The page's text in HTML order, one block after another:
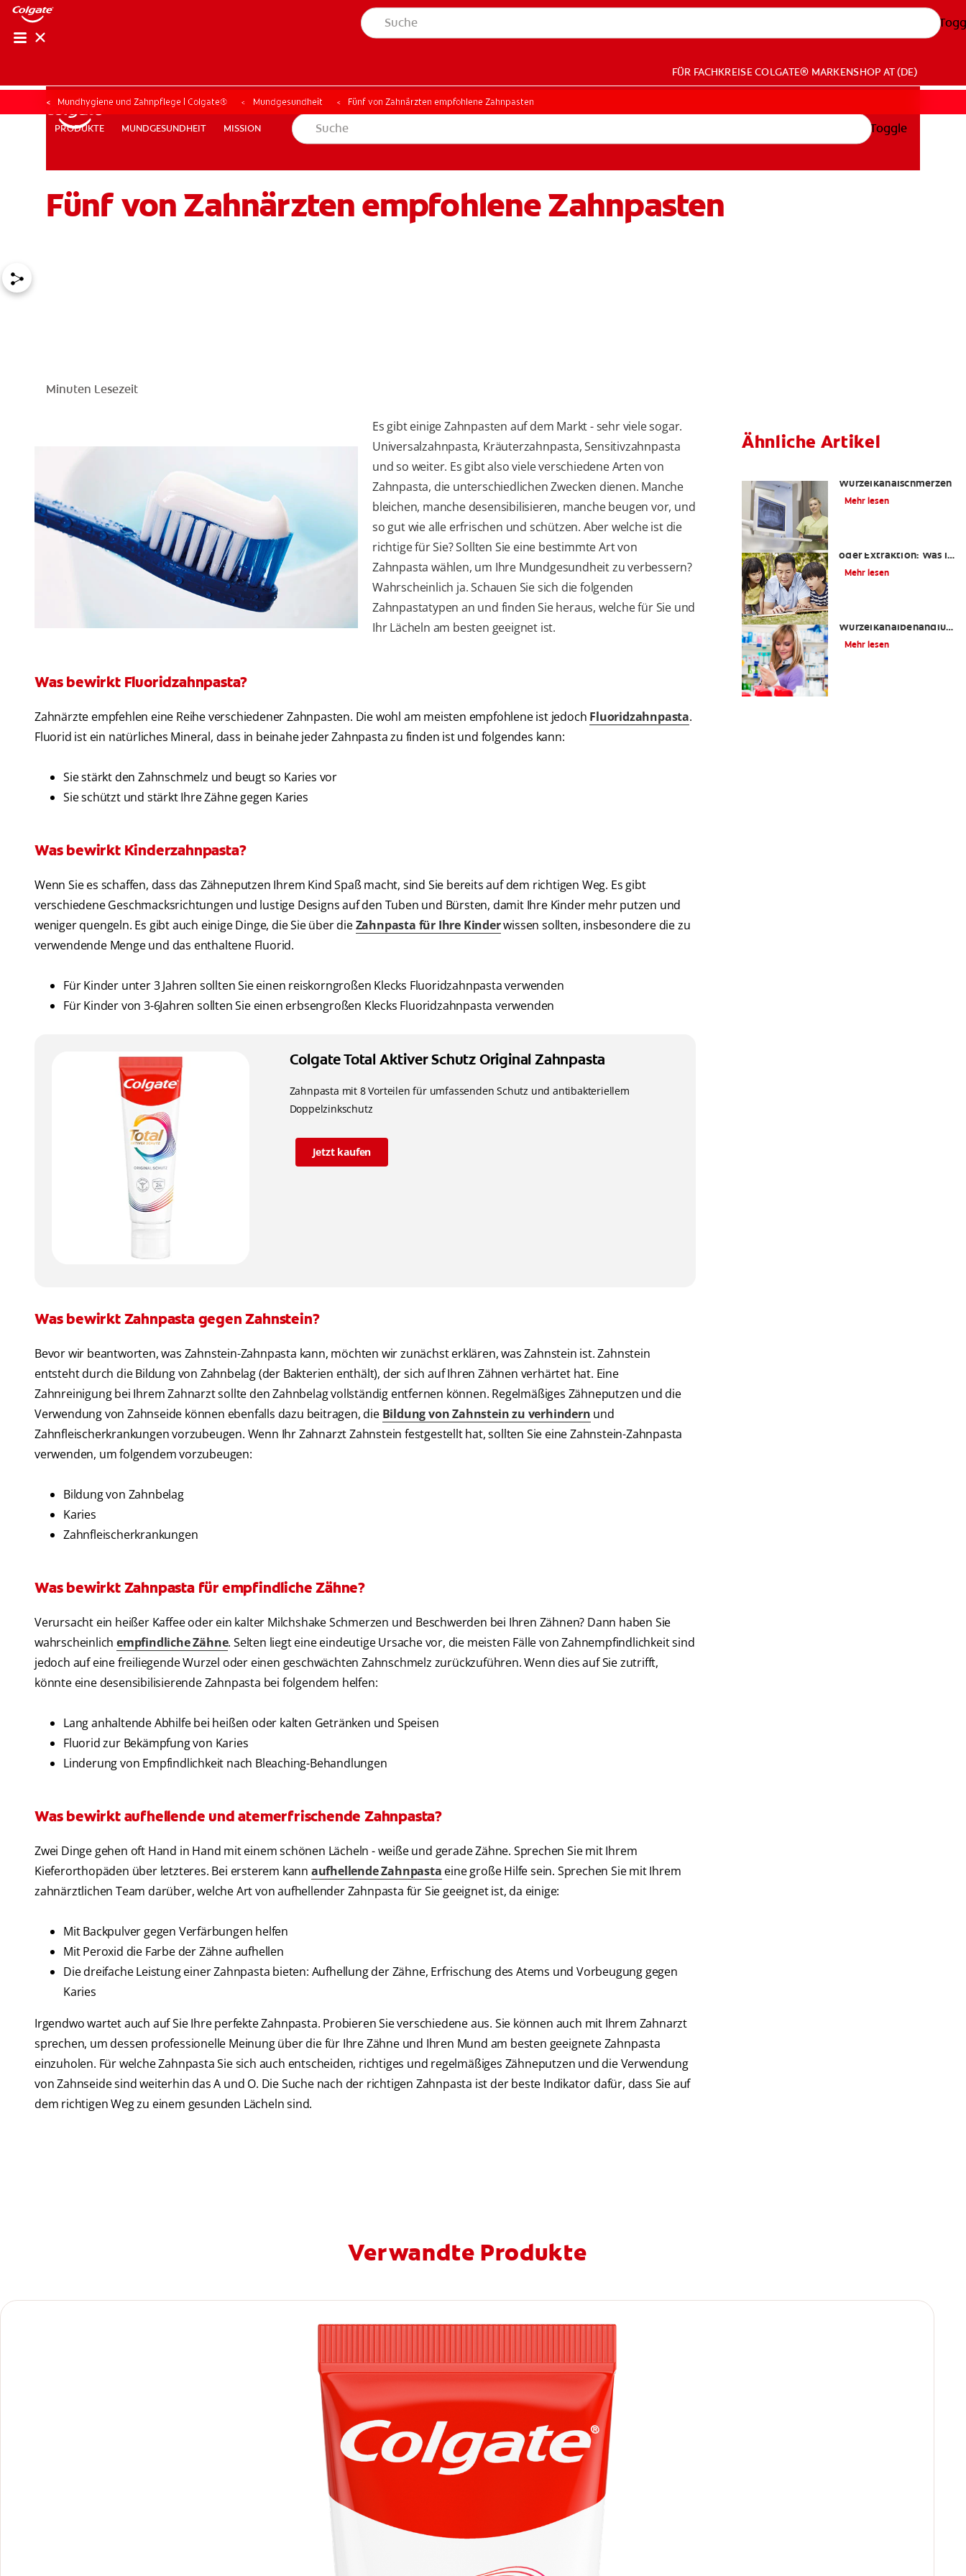
PRODUKTE MUNDGESUNDHEIT MISSION
FÜR FACHKREISE COLGATE® MARKENSHOP AT (DE)
FÜR FACHKREISECOLGATE® MARKENSHOP AT (DE)
PRODUKTE MUNDGESUNDHEIT MISSION Toggle
Mundhygiene und Zahnpflege | Colgate® Mundgesundheit Fünf von Zahnärzten empfohlene Zahnpasten
Fünf von Zahnärzten empfohlene Zahnpasten
Minuten Lesezeit
Es gibt einige Zahnpasten auf dem Markt - sehr viele sogar.
Universalzahnpasta, Kräuterzahnpasta, Sensitivzahnpasta
und so weiter. Es gibt also viele verschiedene Arten von
Zahnpasta, die unterschiedlichen Zwecken dienen. Manche
bleichen, manche desensibilisieren, manche beugen vor, und
so gut wie alle erfrischen und schützen. Aber welche ist die
richtige für Sie? Sollten Sie eine bestimmte Art von
Zahnpasta wählen, um Ihre Mundgesundheit zu verbessern?
Wahrscheinlich ja. Schauen Sie sich die folgenden
Zahnpastatypen an und finden Sie heraus, welche für Sie und
Ihr Lächeln am besten geeignet ist.
Was bewirkt Fluoridzahnpasta?
Zahnärzte empfehlen eine Reihe verschiedener Zahnpasten. Die wohl am meisten empfohlene ist jedoch Fluoridzahnpasta.
Fluorid ist ein natürliches Mineral, dass in beinahe jeder Zahnpasta zu finden ist und folgendes kann:
Sie stärkt den Zahnschmelz und beugt so Karies vor
Sie schützt und stärkt Ihre Zähne gegen Karies
Was bewirkt Kinderzahnpasta?
Wenn Sie es schaffen, dass das Zähneputzen Ihrem Kind Spaß macht, sind Sie bereits auf dem richtigen Weg. Es gibt
verschiedene Geschmacksrichtungen und lustige Designs auf den Tuben und Bürsten, damit Ihre Kinder mehr putzen und
weniger quengeln. Es gibt auch einige Dinge, die Sie über dieZahnpasta für Ihre Kinderwissen sollten, insbesondere die zu
verwendende Menge und das enthaltene Fluorid.
Für Kinder unter 3 Jahren sollten Sie einen reiskorngroßen Klecks Fluoridzahnpasta verwenden
Für Kinder von 3-6Jahren sollten Sie einen erbsengroßen Klecks Fluoridzahnpasta verwenden
Colgate Total Aktiver Schutz Original Zahnpasta
Zahnpasta mit 8 Vorteilen für umfassenden Schutz und antibakteriellem
Doppelzinkschutz
Jetzt kaufen
Was bewirkt Zahnpasta gegen Zahnstein?
Bevor wir beantworten, was Zahnstein-Zahnpasta kann, möchten wir zunächst erklären, was Zahnstein ist. Zahnstein
entsteht durch die Bildung von Zahnbelag (der Bakterien enthält), der sich auf Ihren Zähnen verhärtet hat. Eine
Zahnreinigung bei Ihrem Zahnarzt sollte den Zahnbelag vollständig entfernen können. Regelmäßiges Zähneputzen und die
Verwendung von Zahnseide können ebenfalls dazu beitragen, die Bildung von Zahnstein zu verhindern und
Zahnfleischerkrankungen vorzubeugen. Wenn Ihr Zahnarzt Zahnstein festgestellt hat, sollten Sie eine Zahnstein-Zahnpasta
verwenden, um folgendem vorzubeugen:
Bildung von Zahnbelag
Karies
Zahnfleischerkrankungen
Was bewirkt Zahnpasta für empfindliche Zähne?
Verursacht ein heißer Kaffee oder ein kalter Milchshake Schmerzen und Beschwerden bei Ihren Zähnen? Dann haben Sie
wahrscheinlichempfindliche Zähne. Selten liegt eine eindeutige Ursache vor, die meisten Fälle von Zahnempfindlichkeit sind
jedoch auf eine freiliegende Wurzel oder einen geschwächten Zahnschmelz zurückzuführen. Wenn dies auf Sie zutrifft,
könnte eine desensibilisierende Zahnpasta bei folgendem helfen:
Lang anhaltende Abhilfe bei heißen oder kalten Getränken und Speisen
Fluorid zur Bekämpfung von Karies
Linderung von Empfindlichkeit nach Bleaching-Behandlungen
Was bewirkt aufhellende und atemerfrischende Zahnpasta?
Zwei Dinge gehen oft Hand in Hand mit einem schönen Lächeln - weiße und gerade Zähne. Sprechen Sie mit Ihrem
Kieferorthopäden über letzteres. Bei ersterem kann aufhellende Zahnpasta eine große Hilfe sein. Sprechen Sie mit Ihrem
zahnärztlichen Team darüber, welche Art von aufhellender Zahnpasta für Sie geeignet ist, da einige:
Mit Backpulver gegen Verfärbungen helfen
Mit Peroxid die Farbe der Zähne aufhellen
Die dreifache Leistung einer Zahnpasta bieten: Aufhellung der Zähne, Erfrischung des Atems und Vorbeugung gegen
Karies
Irgendwo wartet auch auf Sie Ihre perfekte Zahnpasta. Probieren Sie verschiedene aus. Sie können auch mit Ihrem Zahnarzt
sprechen, um dessen professionelle Meinung über die für Ihre Zähne und Ihren Mund am besten geeignete Zahnpasta
einzuholen. Für welche Zahnpasta Sie sich auch entscheiden, richtiges und regelmäßiges Zähneputzen und die Verwendung
von Zahnseide sind weiterhin das A und O. Die Suche nach der richtigen Zahnpasta ist der beste Indikator dafür, dass Sie auf
dem richtigen Weg zu einem gesunden Lächeln sind.
Ähnliche Artikel
Wurzelkanalschmerzen
Mehr lesen
oder Extraktion: Was ist
das Richtige für mich?
Mehr lesen
Wurzelkanalbehandlung
schmerzhaft?
Mehr lesen
Verwandte Produkte